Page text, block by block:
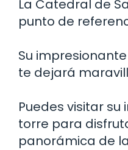
La Catedral de
punto de
Su
te dejará
Puedes visitar su
torre para
panorámica de